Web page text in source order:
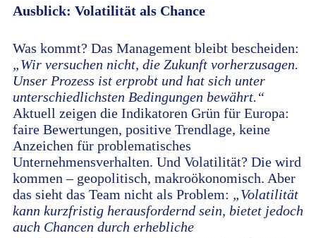
Ausblick: Volatilität als Chance
Was kommt? Das Management bleibt bescheiden:
„Wir versuchen nicht, die Zukunft vorherzusagen.
Unser Prozess ist erprobt und hat sich unter
unterschiedlichsten Bedingungen bewährt.“
Aktuell zeigen die Indikatoren Grün für Europa:
faire Bewertungen, positive Trendlage, keine
Anzeichen für problematisches
Unternehmensverhalten. Und Volatilität? Die wird
kommen – geopolitisch, makroökonomisch. Aber
das sieht das Team nicht als Problem: „Volatilität
kann kurzfristig herausfordernd sein, bietet jedoch
auch Chancen durch erhebliche